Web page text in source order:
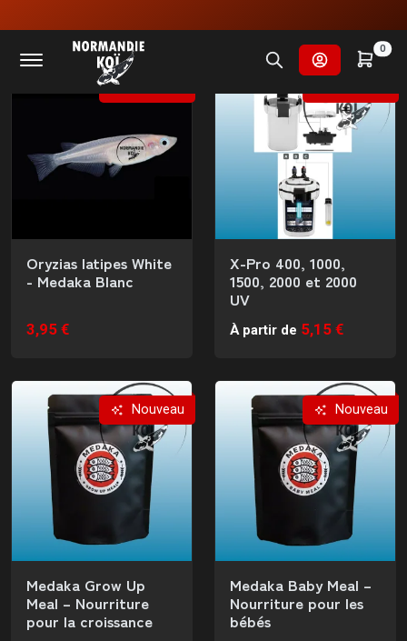
0
Oryzias latipes White
- Medaka Blanc
3,95 €
X-Pro 400, 1000,
1500, 2000 et 2000
UV
À partir de 5,15 €
Nouveau
Medaka Grow Up
Meal – Nourriture
pour la croissance
Nouveau
Medaka Baby Meal –
Nourriture pour les
bébés